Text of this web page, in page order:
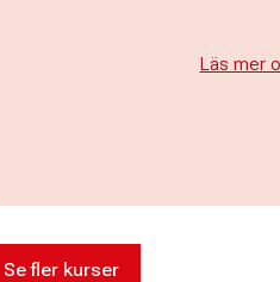
Läs mer
Se fler kurser